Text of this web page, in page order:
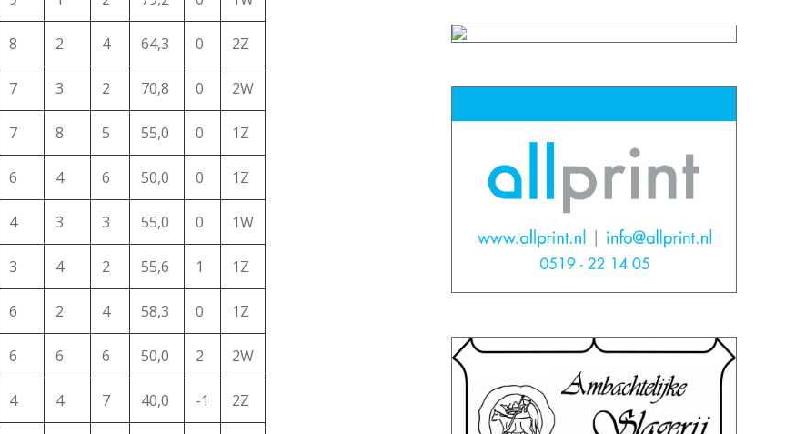
8 2 4 64,3 0 2Z
7 3 2 70,8 0 2W
7 8 5 55,0 0 1Z
6 4 6 50,0 0 1Z
4 3 3 55,0 0 1W
3 4 2 55,6 1 1Z
6 2 4 58,3 0 1Z
6 6 6 50,0 2 2W
4 4 7 40,0 -1 2Z